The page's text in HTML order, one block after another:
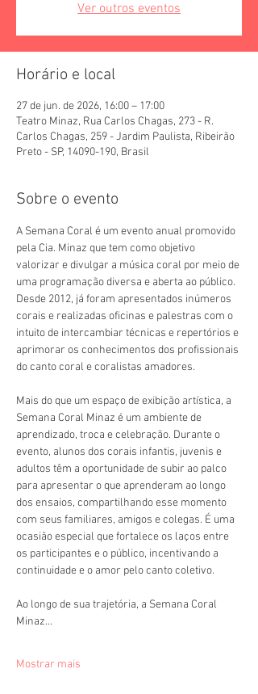
Ver outros eventos
Horário e local
27 de jun. de 2026, 16:00 – 17:00
Teatro Minaz, Rua Carlos Chagas, 273 - R.
Carlos Chagas, 259 - Jardim Paulista, Ribeirão
Preto - SP, 14090-190, Brasil
Sobre o evento
A Semana Coral é um evento anual promovido
pela Cia. Minaz que tem como objetivo
valorizar e divulgar a música coral por meio de
uma programação diversa e aberta ao público.
Desde 2012, já foram apresentados inúmeros
corais e realizadas oficinas e palestras com o
intuito de intercambiar técnicas e repertórios e
aprimorar os conhecimentos dos profissionais
do canto coral e coralistas amadores.
Mais do que um espaço de exibição artística, a
Semana Coral Minaz é um ambiente de
aprendizado, troca e celebração. Durante o
evento, alunos dos corais infantis, juvenis e
adultos têm a oportunidade de subir ao palco
para apresentar o que aprenderam ao longo
dos ensaios, compartilhando esse momento
com seus familiares, amigos e colegas. É uma
ocasião especial que fortalece os laços entre
os participantes e o público, incentivando a
continuidade e o amor pelo canto coletivo.
Ao longo de sua trajetória, a Semana Coral
Minaz…
Mostrar mais